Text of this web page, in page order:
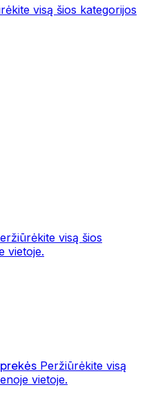
visą šios kategorijos
visą šios
vietoje.
Peržiūrėkite visą
vietoje.